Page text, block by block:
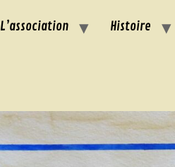
L’association Histoire